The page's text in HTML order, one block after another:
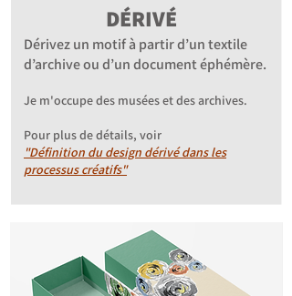
DÉRIVÉ
Dérivez un motif à partir d’un textile
d’archive ou d’un document éphémère.
Je m'occupe des musées et des archives.
Pour plus de détails, voir
"Définition du design dérivé dans les
processus créatifs"